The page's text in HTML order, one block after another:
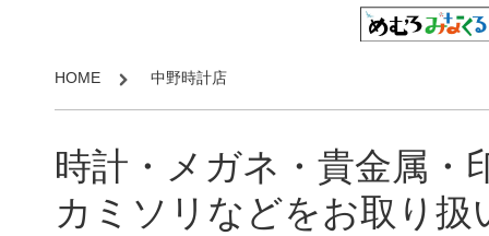
HOME 中野時計店
時計・メガネ・貴金属・
カミソリなどをお取り